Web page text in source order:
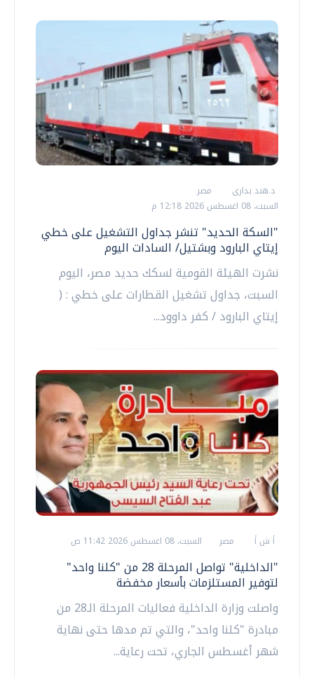
د.هند بدارى
مصر
السبت، 08 اغسطس 2026 12:18 م
"السكة الحديد" تنشر جداول التشغيل على خطي
إيتاي البارود وبشتيل/ السادات اليوم
نشرت الهيئة القومية لسكك حديد مصر، اليوم
السبت، جداول تشغيل القطارات على خطي : (
إيتاي البارود / كفر داوود...
أ ش أ مصر السبت، 08 اغسطس 2026 11:42 ص
"الداخلية" تواصل المرحلة 28 من "كلنا واحد"
لتوفير المستلزمات بأسعار مخفضة
واصلت وزارة الداخلية فعاليات المرحلة الـ28 من
مبادرة "كلنا واحد"، والتي تم مدها حتى نهاية
شهر أغسطس الجاري، تحت رعاية...